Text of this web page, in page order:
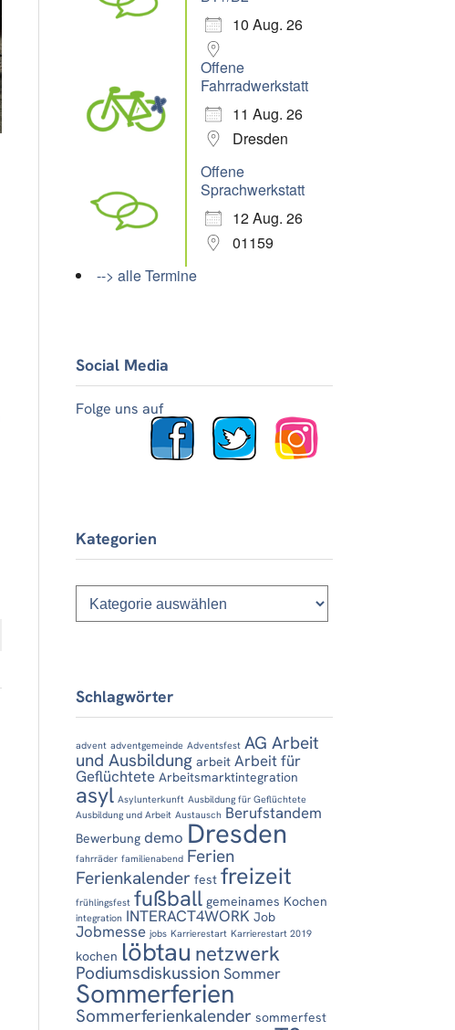
10 Aug. 26
Offene
Fahrradwerkstatt
11 Aug. 26
Dresden
Offene
Sprachwerkstatt
12 Aug. 26
01159
--> alle Termine
Social Media
Folge uns auf
Kategorien
Kategorien
Schlagwörter
advent adventgemeinde Adventsfest AG Arbeit
und Ausbildung arbeit Arbeit für
Geflüchtete Arbeitsmarktintegration
asyl Asylunterkunft Ausbildung für Geflüchtete
Ausbildung und Arbeit Austausch Berufstandem
Bewerbung demo Dresden
fahrräder familienabend Ferien
Ferienkalender fest freizeit
frühlingsfest fußball gemeinames Kochen
integration INTERACT4WORK Job
Jobmesse jobs Karrierestart Karrierestart 2019
kochen löbtau netzwerk
PodiumsdiskussionSommer
Sommerferien
Sommerferienkalender sommerfest